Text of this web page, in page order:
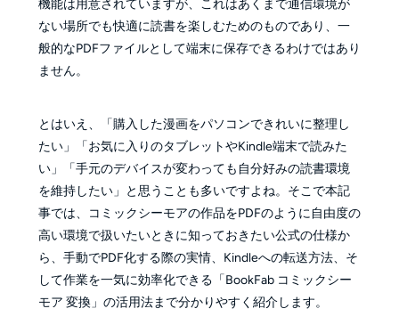
機能は用意されていますが、これはあくまで通信環境が
ない場所でも快適に読書を楽しむためのものであり、一
般的なPDFファイルとして端末に保存できるわけではあり
ません。
とはいえ、「購入した漫画をパソコンできれいに整理し
たい」「お気に入りのタブレットやKindle端末で読みた
い」「手元のデバイスが変わっても自分好みの読書環境
を維持したい」と思うことも多いですよね。そこで本記
事では、コミックシーモアの作品をPDFのように自由度の
高い環境で扱いたいときに知っておきたい公式の仕様か
ら、手動でPDF化する際の実情、Kindleへの転送方法、そ
して作業を一気に効率化できる「BookFab コミックシー
モア 変換」の活用法まで分かりやすく紹介します。